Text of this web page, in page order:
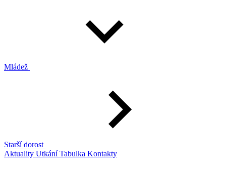
Mládež
Starší dorost
Aktuality UtkáníTabulka Kontakty